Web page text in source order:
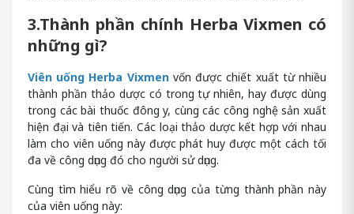
3.Thành phần chính Herba Vixmen có
những gì?
Viên uống Herba Vixmen vốn được chiết xuất từ nhiều
thành phần thảo dược có trong tự nhiên, hay được dùng
trong các bài thuốc đông y, cùng các công nghệ sản xuất
hiện đại và tiên tiến. Các loại thảo dược kết hợp với nhau
làm cho viên uống này được phát huy được một cách tối
đa về công dụng đó cho người sử dụng.
Cùng tìm hiểu rõ về công dụng của từng thành phần này
của viên uống này: